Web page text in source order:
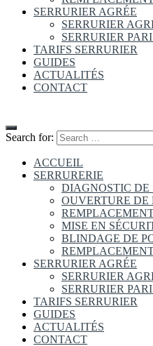
SERRURIER AGRÉE
SERRURIER
SERRURIER
TARIFS SERRURIER
GUIDES
ACTUALITÉS
CONTACT
Search for:
ACCUEIL
SERRURERIE
DIAGNOSTIC DE
OUVERTURE DE
MISE EN
BLINDAGE DE
SERRURIER AGRÉE
SERRURIER
SERRURIER
TARIFS SERRURIER
GUIDES
ACTUALITÉS
CONTACT